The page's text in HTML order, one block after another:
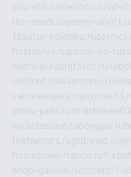
sovratili.ruolecoon.ruvd-
rbc-news.ruporno-
13autor-kolonka.ru
hostserve.ruporno-na-
neznobi.rubigfatcc.ru
delfinet.rusilvernano.ru
velotrenajery.ru
show-pets.ru
miraclecoon.rupongup.ru
firehunters.rugribowo.ru
hometown-france.ru1-
shop-garena.rucricetc-1-